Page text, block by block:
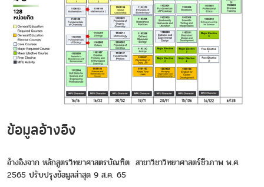
ข้อมูลอ้างอิง
อ้างอิงจาก หลักสูตรวิทยาศาสตรบัณฑิต สาขาวิชาวิทยาศาสตร์ชีวภาพ พ.ศ.
2565 ปรับปรุงข้อมูลล่าสุด 9 ส.ค. 65